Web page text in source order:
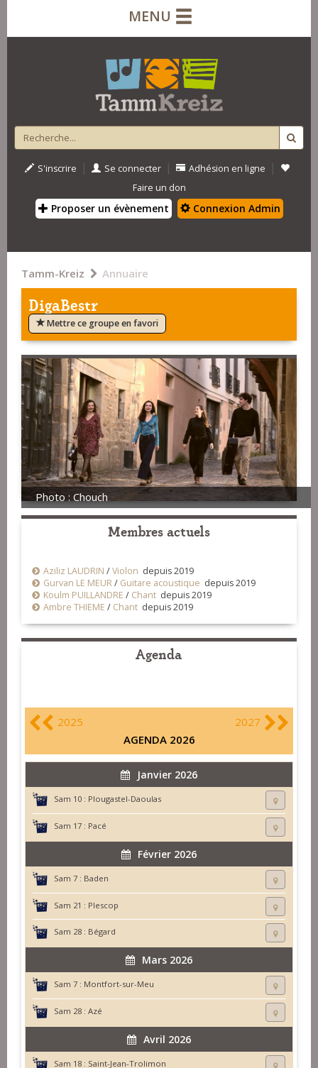
MENU
S'inscrire | Se connecter | Adhésion en ligne |
Faire un don
Proposer un évènement Connexion Admin
Tamm-Kreiz Annuaire
DigaBestr
Mettre ce groupe en favori
Photo : Chouch
Membres actuels
Aziliz LAUDRIN /Violon depuis 2019
Gurvan LE MEUR/ Guitare acoustique depuis 2019
Koulm PUILLANDRE / Chant depuis 2019
Ambre THIEME / Chant depuis 2019
Agenda
2025
2027
AGENDA 2026
Janvier 2026
Sam 10 : Plougastel-Daoulas
Sam 17 : Pacé
Février 2026
Sam 7 : Baden
Sam 21 : Plescop
Sam 28 : Bégard
Mars 2026
Sam 7 : Montfort-sur-Meu
Sam 28 : Azé
Avril 2026
Sam 18 : Saint-Jean-Trolimon